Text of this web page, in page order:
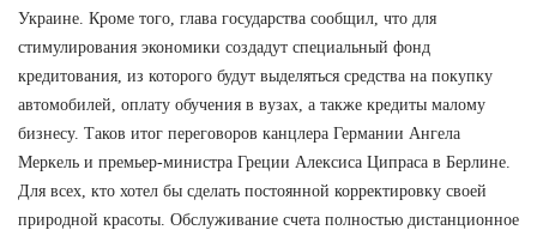
Украине. Кроме того, глава государства сообщил, что для
стимулирования экономики создадут специальный фонд
кредитования, из которого будут выделяться средства на покупку
автомобилей, оплату обучения в вузах, а также кредиты малому
бизнесу. Таков итог переговоров канцлера Германии Ангела
Меркель и премьер-министра Греции Алексиса Ципраса в Берлине.
Для всех, кто хотел бы сделать постоянной корректировку своей
природной красоты. Обслуживание счета полностью дистанционное